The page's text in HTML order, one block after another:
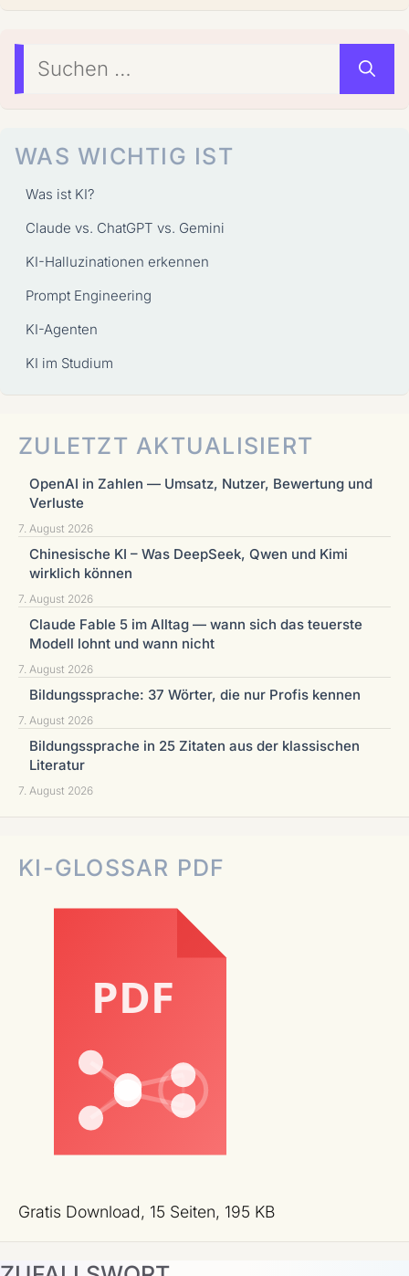
Suchen
nach:
WAS WICHTIG IST
Was ist KI?
Claude vs. ChatGPT vs. Gemini
KI-Halluzinationen erkennen
Prompt Engineering
KI-Agenten
KI im Studium
ZULETZT AKTUALISIERT
OpenAI in Zahlen — Umsatz, Nutzer, Bewertung und
Verluste
7. August 2026
Chinesische KI – Was DeepSeek, Qwen und Kimi
wirklich können
7. August 2026
Claude Fable 5 im Alltag — wann sich das teuerste
Modell lohnt und wann nicht
7. August 2026
Bildungssprache: 37 Wörter, die nur Profis kennen
7. August 2026
Bildungssprache in 25 Zitaten aus der klassischen
Literatur
7. August 2026
KI-GLOSSAR PDF
Gratis Download, 15 Seiten, 195 KB